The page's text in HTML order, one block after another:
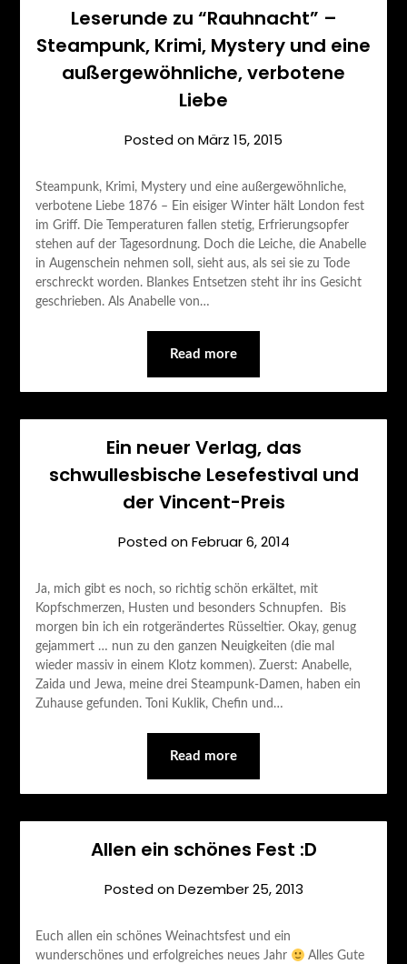
Leserunde zu “Rauhnacht” –
Steampunk, Krimi, Mystery und eine
außergewöhnliche, verbotene
Liebe
Posted onMärz 15, 2015
Steampunk, Krimi, Mystery und eine außergewöhnliche,
verbotene Liebe 1876 – Ein eisiger Winter hält London fest
im Griff. Die Temperaturen fallen stetig, Erfrierungsopfer
stehen auf der Tagesordnung. Doch die Leiche, die Anabelle
in Augenschein nehmen soll, sieht aus, als sei sie zu Tode
erschreckt worden. Blankes Entsetzen steht ihr ins Gesicht
geschrieben. Als Anabelle von…
Read more
Ein neuer Verlag, das
schwullesbische Lesefestival und
der Vincent-Preis
Posted onFebruar 6, 2014
Ja, mich gibt es noch, so richtig schön erkältet, mit
Kopfschmerzen, Husten und besonders Schnupfen. Bis
morgen bin ich ein rotgerändertes Rüsseltier. Okay, genug
gejammert … nun zu den ganzen Neuigkeiten (die mal
wieder massiv in einem Klotz kommen). Zuerst: Anabelle,
Zaida und Jewa, meine drei Steampunk-Damen, haben ein
Zuhause gefunden. Toni Kuklik, Chefin und…
Read more
Allen ein schönes Fest :D
Posted onDezember 25, 2013
Euch allen ein schönes Weinachtsfest und ein
wunderschönes und erfolgreiches neues Jahr
Alles Gute